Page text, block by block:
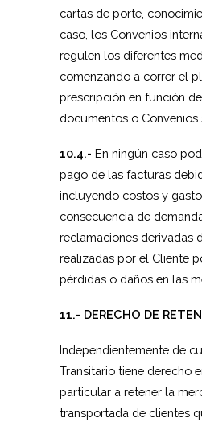
cartas de porte,
caso, los Convenios
regulen los diferentes
comenzando a correr el
prescripción en función
documentos o Convenios
10.4.- En ningún caso
pago de las facturas
incluyendo costos y
consecuencia de
reclamaciones derivadas
realizadas por el Cliente
pérdidas o daños en las
11.- DERECHO DE
Independientemente de
Transitario tiene derecho
particular a retener la
transportada de clientes